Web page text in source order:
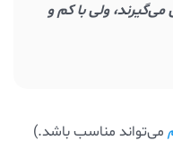
می‌گیرند، ولی با کم و
می‌تواند مناسب باشد.)